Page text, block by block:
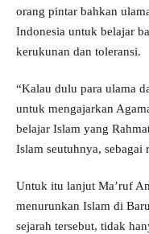
orang pintar bahkan
Indonesia untuk belajar
kerukunan dan toleransi.
“Kalau dulu para ulama
untuk mengajarkan
belajar Islam yang
Islam seutuhnya, sebagai
Untuk itu lanjut Ma’ruf
menurunkan Islam di
sejarah tersebut, tidak